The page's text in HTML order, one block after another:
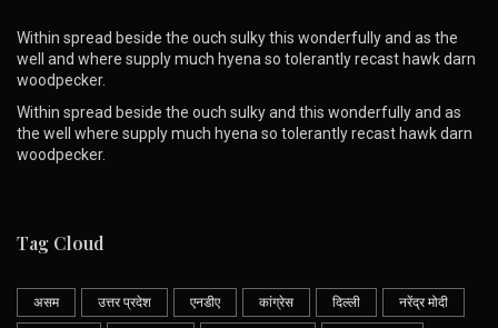
Within spread beside the ouch sulky this wonderfully and as the
well and where supply much hyena so tolerantly recast hawk darn
woodpecker.
Within spread beside the ouch sulky and this wonderfully and as
the well where supply much hyena so tolerantly recast hawk darn
woodpecker.
Tag Cloud
असम उत्तर प्रदेश एनडीए कांग्रेस दिल्ली नरेंद्र मोदी